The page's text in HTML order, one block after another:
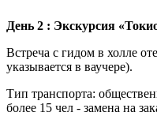
День 2 : Экскурсия
Встреча с гидом в холле
указывается в ваучере).
Тип транспорта:
более 15 чел - замена на